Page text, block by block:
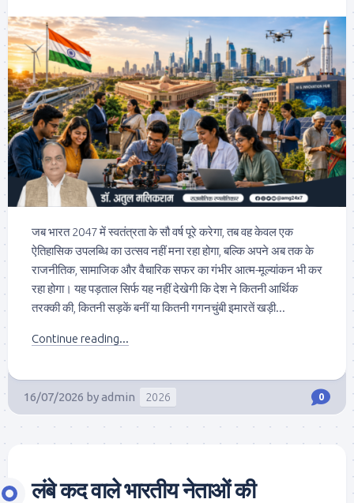
जब भारत 2047 में स्वतंत्रता के सौ वर्ष पूरे करेगा, तब वह केवल एक
ऐतिहासिक उपलब्धि का उत्सव नहीं मना रहा होगा, बल्कि अपने अब तक के
राजनीतिक, सामाजिक और वैचारिक सफर का गंभीर आत्म-मूल्यांकन भी कर
रहा होगा। यह पड़ताल सिर्फ यह नहीं देखेगी कि देश ने कितनी आर्थिक
तरक्की की, कितनी सड़कें बनीं या कितनी गगनचुंबी इमारतें खड़ी...
Continue reading...
16/07/2026 byadmin 2026 0
लंबे कद वाले भारतीय नेताओं की